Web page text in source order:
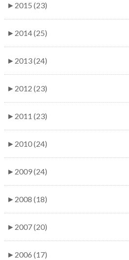
► 2015 (23)
► 2014 (25)
► 2013 (24)
► 2012 (23)
► 2011 (23)
► 2010 (24)
► 2009 (24)
► 2008 (18)
► 2007 (20)
► 2006 (17)